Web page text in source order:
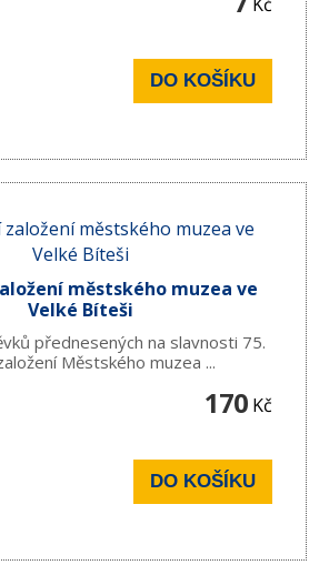
DO KOŠÍKU
městského muzea ve
Velké Bíteši
přednesených na slavnosti 75.
Městského muzea ...
170 Kč
DO KOŠÍKU